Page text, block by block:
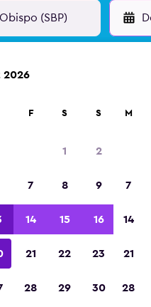
Sieger
2026
F S S
1 2
7 8 9
14 15 16
21 22 23
28 29 30
M
7
14
21
28